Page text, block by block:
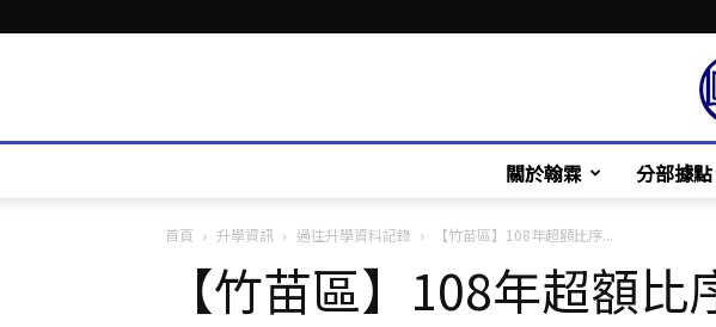
關於翰霖 分部據點
首頁 升學資訊 過往升學資料記錄 【竹苗區】108年超額比序...
【竹苗區】108年超額比